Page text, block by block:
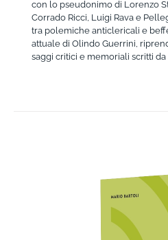
con lo pseudonimo di Lorenzo
Corrado Ricci, Luigi Rava e
tra polemiche anticlericali e
attuale di Olindo Guerrini,
saggi critici e memoriali scritti